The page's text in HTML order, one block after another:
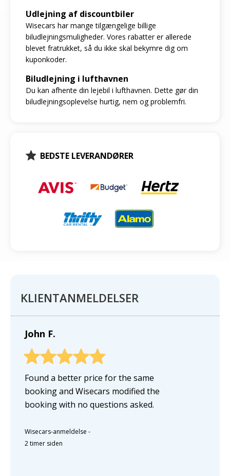
Udlejning af discountbiler
Wisecars har mange tilgængelige billige
biludlejningsmuligheder. Vores rabatter er allerede
blevet fratrukket, så du ikke skal bekymre dig om
kuponkoder.
Biludlejning i lufthavnen
Du kan afhente din lejebil i lufthavnen. Dette gør din
biludlejningsoplevelse hurtig, nem og problemfri.
BEDSTE LEVERANDØRER
KLIENTANMELDELSER
John F.
Found a better price for the same
booking and Wisecars modified the
booking with no questions asked.
Wisecars-anmeldelse -
2 timer siden